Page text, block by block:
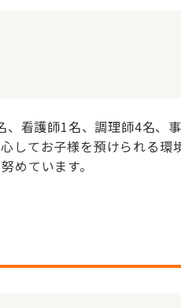
看護師1名、調理師4名、
してお子様を預けられる
めています。